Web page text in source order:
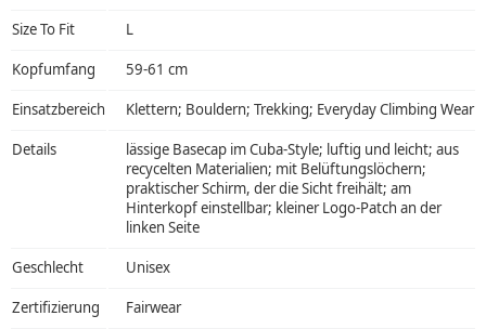
Size To Fit L
Kopfumfang 59-61 cm
Einsatzbereich Klettern; Bouldern; Trekking; Everyday Climbing Wear
Details
lässige Basecap im Cuba-Style; luftig und leicht; aus
recycelten Materialien; mit Belüftungslöchern;
praktischer Schirm, der die Sicht freihält; am
Hinterkopf einstellbar; kleiner Logo-Patch an der
linken Seite
Geschlecht Unisex
Zertifizierung Fairwear